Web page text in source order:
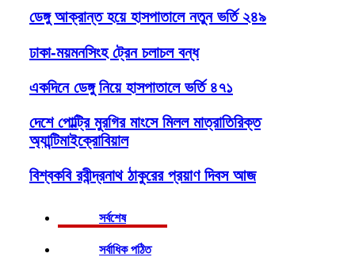
ডেঙ্গু আক্রান্ত হয়ে হাসপাতালে নতুন ভর্তি ২৪৯
ঢাকা-ময়মনসিংহ ট্রেন চলাচল বন্ধ
একদিনে ডেঙ্গু নিয়ে হাসপাতালে ভর্তি ৪৭১
দেশে পোল্ট্রি মুরগির মাংসে মিলল মাত্রাতিরিক্ত
অ্যান্টিমাইক্রোবিয়াল
বিশ্বকবি রবীন্দ্রনাথ ঠাকুরের প্রয়াণ দিবস আজ
সর্বশেষ
সর্বাধিক পঠিত